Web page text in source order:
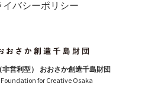
イバシーポリシー
営利型） おおさか創造千島財団
for Creative Osaka